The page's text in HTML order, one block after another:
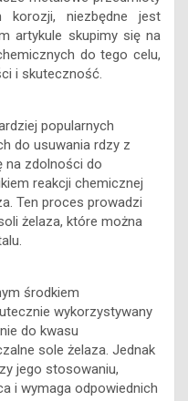
korozji, niezbędne jest
artykule skupimy się na
do tego celu,
i skuteczność.
popularnych
do usuwania rdzy z
na zdolności do
reakcji chemicznej
Ten proces prowadzi
żelaza, które można
środkiem
wykorzystywany
do kwasu
sole żelaza. Jednak
jego stosowaniu,
i wymaga odpowiednich